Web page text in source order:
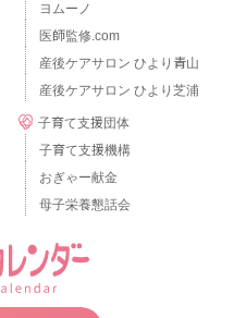
ヨムーノ
医師監修.com
産後ケアサロン ひより青山
産後ケアサロン ひより芝浦
子育て支援団体
子育て支援機構
おぎゃー献金
母子栄養懇話会